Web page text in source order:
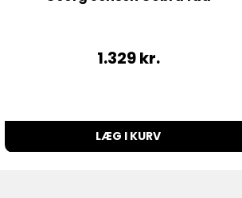
1.329kr.
LÆG I KURV